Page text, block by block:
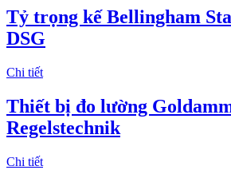
Tỷ trọng kế Bellingham
DSG
Chi tiết
Thiết bị đo lường
Regelstechnik
Chi tiết